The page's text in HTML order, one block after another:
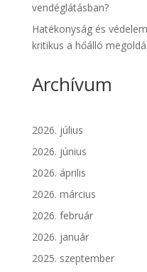
vendéglátásban?
Hatékonyság és
kritikus a hőálló
Archívum
2026. július
2026. június
2026. április
2026. március
2026. február
2026. január
2025. szeptember